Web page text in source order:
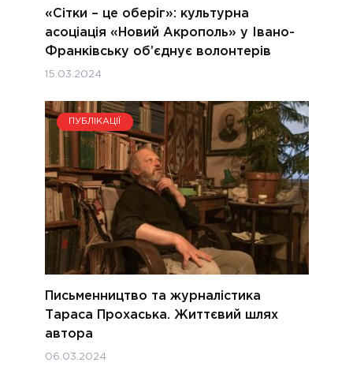
«Сітки – це оберіг»: культурна
асоціація «Новий Акрополь» у Івано-
Франківську об’єднує волонтерів
15.03.2024
ПУБЛІКАЦІЇ
Письменництво та журналістика
Тараса Прохаська. Життєвий шлях
автора
06.03.2024